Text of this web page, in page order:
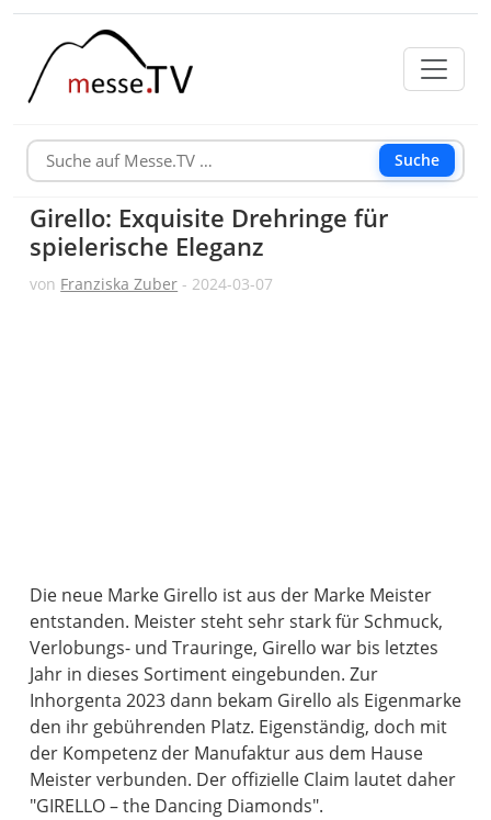
Suche
Girello: Exquisite Drehringe für
spielerische Eleganz
von Franziska Zuber - 2024-03-07
Die neue Marke Girello ist aus der Marke Meister
entstanden. Meister steht sehr stark für Schmuck,
Verlobungs- und Trauringe, Girello war bis letztes
Jahr in dieses Sortiment eingebunden. Zur
Inhorgenta 2023 dann bekam Girello als Eigenmarke
den ihr gebührenden Platz. Eigenständig, doch mit
der Kompetenz der Manufaktur aus dem Hause
Meister verbunden. Der offizielle Claim lautet daher
"GIRELLO – the Dancing Diamonds".